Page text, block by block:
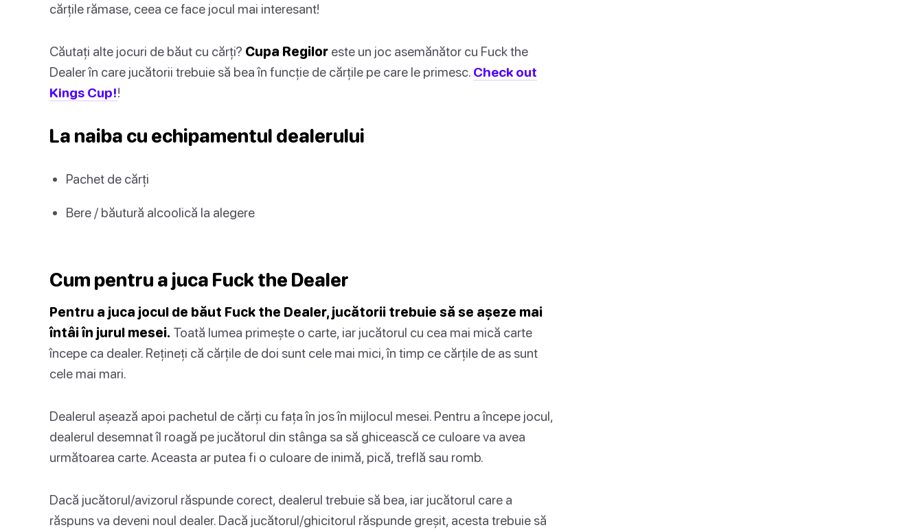
cărțile rămase, ceea ce face jocul mai interesant!
Căutați alte jocuri de băut cu cărți? Cupa Regilor este un joc asemănător cu Fuck the
Dealer în care jucătorii trebuie să bea în funcție de cărțile pe care le primesc. Check out
Kings Cup!!
La naiba cu echipamentul dealerului
Pachet de cărți
Bere / băutură alcoolică la alegere
Cum pentru a juca Fuck the Dealer
Pentru a juca jocul de băut Fuck the Dealer, jucătorii trebuie să se așeze mai
întâi în jurul mesei. Toată lumea primește o carte, iar jucătorul cu cea mai mică carte
începe ca dealer. Rețineți că cărțile de doi sunt cele mai mici, în timp ce cărțile de as sunt
cele mai mari.
Dealerul așează apoi pachetul de cărți cu fața în jos în mijlocul mesei. Pentru a începe jocul,
dealerul desemnat îl roagă pe jucătorul din stânga sa să ghicească ce culoare va avea
următoarea carte. Aceasta ar putea fi o culoare de inimă, pică, treflă sau romb.
Dacă jucătorul/avizorul răspunde corect, dealerul trebuie să bea, iar jucătorul care a
răspuns va deveni noul dealer. Dacă jucătorul/ghicitorul răspunde greșit, acesta trebuie să